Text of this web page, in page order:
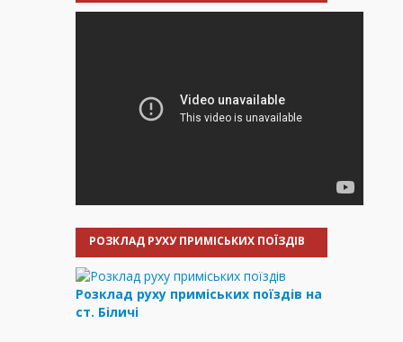
РОЗКЛАД РУХУ ПРИМІСЬКИХ ПОЇЗДІВ
Розклад руху приміських поїздів на
ст. Біличі